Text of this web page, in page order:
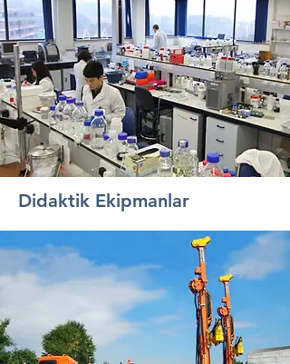
Didaktik Ekipmanlar